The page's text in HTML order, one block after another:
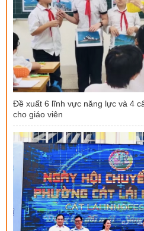
Đề xuất 6 lĩnh vực năng lực và 4
cho giáo viên